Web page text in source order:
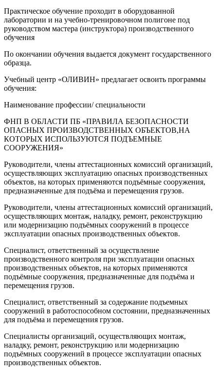
Практическое обучение проходит в оборудованной
лаборатории и на учебно-тренировочном полигоне под
руководством мастера (инструктора) производственного
обучения
По окончании обучения выдается документ государственного
образца.
Учебный центр «ОЛИВИН» предлагает освоить программы
обучения:
Наименование профессии/ специальности
ФНП В ОБЛАСТИ ПБ «ПРАВИЛА БЕЗОПАСНОСТИ
ОПАСНЫХ ПРОИЗВОДСТВЕННЫХ ОБЪЕКТОВ,НА
КОТОРЫХ ИСПОЛЬЗУЮТСЯ ПОДЪЕМНЫЕ
СООРУЖЕНИЯ»
Руководители, члены аттестационных комиссий организаций,
осуществляющих эксплуатацию опасных производственных
объектов, на которых применяются подъёмные сооружения,
предназначенные для подъёма и перемещения грузов.
Руководители, члены аттестационных комиссий организаций,
осуществляющих монтаж, наладку, ремонт, реконструкцию
или модернизацию подъёмных сооружений в процессе
эксплуатации опасных производственных объектов.
Специалист, ответственный за осуществление
производственного контроля при эксплуатации опасных
производственных объектов, на которых применяются
подъёмные сооружения, предназначенные для подъёма и
перемещения грузов.
Специалист, ответственный за содержание подъемных
сооружений в работоспособном состоянии, предназначенных
для подъёма и перемещения грузов.
Специалисты организаций, осуществляющих монтаж,
наладку, ремонт, реконструкцию или модернизацию
подъёмных сооружений в процессе эксплуатации опасных
производственных объектов.